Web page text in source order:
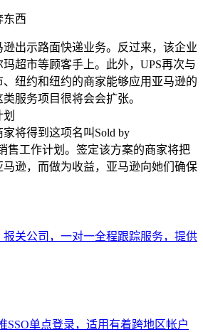
东西
出示路面快递业务。反过来，该企业
超市等顾客手上。此外，UPS再次与
纽约和纽约的商家能够应用亚马逊的
服务项目很将会会扩张。
将得到这项名叫Sold by
售工作计划。签定该方案的商家将把
逊，而做为收益，亚马逊向她们确保
关公司，一对一全程跟踪服务，提供
SSO单点登录，适用有着跨地区帐户